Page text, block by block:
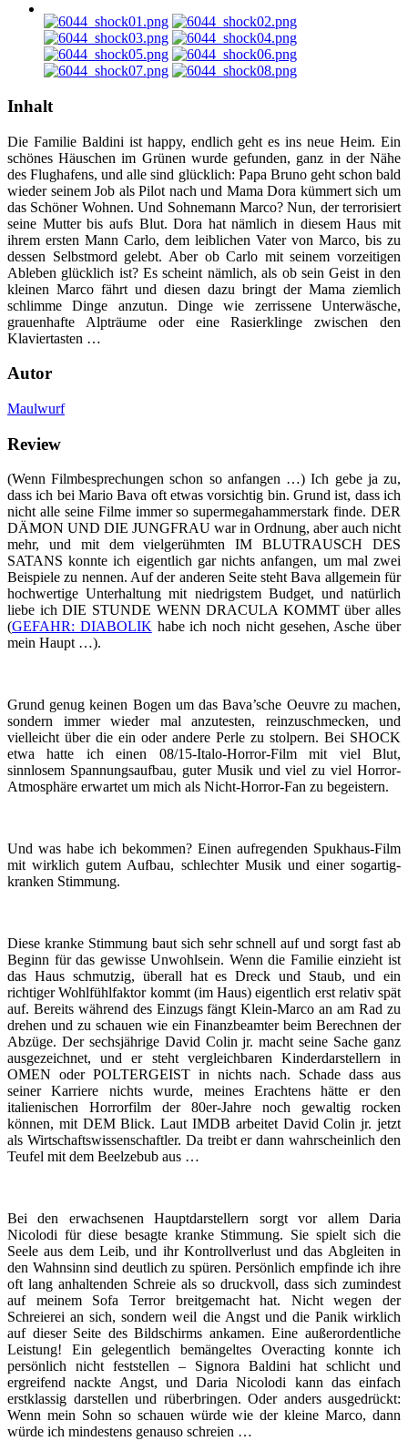
Inhalt
Die Familie Baldini ist happy, endlich geht es ins neue Heim. Ein
schönes Häuschen im Grünen wurde gefunden, ganz in der Nähe
des Flughafens, und alle sind glücklich: Papa Bruno geht schon bald
wieder seinem Job als Pilot nach und Mama Dora kümmert sich um
das Schöner Wohnen. Und Sohnemann Marco? Nun, der terrorisiert
seine Mutter bis aufs Blut. Dora hat nämlich in diesem Haus mit
ihrem ersten Mann Carlo, dem leiblichen Vater von Marco, bis zu
dessen Selbstmord gelebt. Aber ob Carlo mit seinem vorzeitigen
Ableben glücklich ist? Es scheint nämlich, als ob sein Geist in den
kleinen Marco fährt und diesen dazu bringt der Mama ziemlich
schlimme Dinge anzutun. Dinge wie zerrissene Unterwäsche,
grauenhafte Alpträume oder eine Rasierklinge zwischen den
Klaviertasten …
Autor
Maulwurf
Review
(Wenn Filmbesprechungen schon so anfangen …) Ich gebe ja zu,
dass ich bei Mario Bava oft etwas vorsichtig bin. Grund ist, dass ich
nicht alle seine Filme immer so supermegahammerstark finde. DER
DÄMON UND DIE JUNGFRAU war in Ordnung, aber auch nicht
mehr, und mit dem vielgerühmten IM BLUTRAUSCH DES
SATANS konnte ich eigentlich gar nichts anfangen, um mal zwei
Beispiele zu nennen. Auf der anderen Seite steht Bava allgemein für
hochwertige Unterhaltung mit niedrigstem Budget, und natürlich
liebe ich DIE STUNDE WENN DRACULA KOMMT über alles
(GEFAHR: DIABOLIKhabe ich noch nicht gesehen, Asche über
mein Haupt …).
Grund genug keinen Bogen um das Bava’sche Oeuvre zu machen,
sondern immer wieder mal anzutesten, reinzuschmecken, und
vielleicht über die ein oder andere Perle zu stolpern. Bei SHOCK
etwa hatte ich einen 08/15-Italo-Horror-Film mit viel Blut,
sinnlosem Spannungsaufbau, guter Musik und viel zu viel Horror-
Atmosphäre erwartet um mich als Nicht-Horror-Fan zu begeistern.
Und was habe ich bekommen? Einen aufregenden Spukhaus-Film
mit wirklich gutem Aufbau, schlechter Musik und einer sogartig-
kranken Stimmung.
Diese kranke Stimmung baut sich sehr schnell auf und sorgt fast ab
Beginn für das gewisse Unwohlsein. Wenn die Familie einzieht ist
das Haus schmutzig, überall hat es Dreck und Staub, und ein
richtiger Wohlfühlfaktor kommt (im Haus) eigentlich erst relativ spät
auf. Bereits während des Einzugs fängt Klein-Marco an am Rad zu
drehen und zu schauen wie ein Finanzbeamter beim Berechnen der
Abzüge. Der sechsjährige David Colin jr. macht seine Sache ganz
ausgezeichnet, und er steht vergleichbaren Kinderdarstellern in
OMEN oder POLTERGEIST in nichts nach. Schade dass aus
seiner Karriere nichts wurde, meines Erachtens hätte er den
italienischen Horrorfilm der 80er-Jahre noch gewaltig rocken
können, mit DEM Blick. Laut IMDB arbeitet David Colin jr. jetzt
als Wirtschaftswissenschaftler. Da treibt er dann wahrscheinlich den
Teufel mit dem Beelzebub aus …
Bei den erwachsenen Hauptdarstellern sorgt vor allem Daria
Nicolodi für diese besagte kranke Stimmung. Sie spielt sich die
Seele aus dem Leib, und ihr Kontrollverlust und das Abgleiten in
den Wahnsinn sind deutlich zu spüren. Persönlich empfinde ich ihre
oft lang anhaltenden Schreie als so druckvoll, dass sich zumindest
auf meinem Sofa Terror breitgemacht hat. Nicht wegen der
Schreierei an sich, sondern weil die Angst und die Panik wirklich
auf dieser Seite des Bildschirms ankamen. Eine außerordentliche
Leistung! Ein gelegentlich bemängeltes Overacting konnte ich
persönlich nicht feststellen – Signora Baldini hat schlicht und
ergreifend nackte Angst, und Daria Nicolodi kann das einfach
erstklassig darstellen und rüberbringen. Oder anders ausgedrückt:
Wenn mein Sohn so schauen würde wie der kleine Marco, dann
würde ich mindestens genauso schreien …